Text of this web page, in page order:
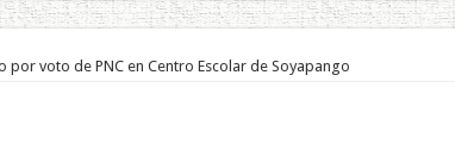
por voto de PNC en Centro Escolar de Soyapango